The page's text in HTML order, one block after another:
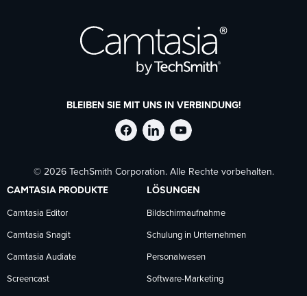
BLEIBEN SIE MIT UNS IN VERBINDUNG!
TechSmith
auf
Facebook
folgen
TechSmith
auf
LinkedIn
folgen
TechSmith
auf
YouTube
folgen
© 2026 TechSmith Corporation. Alle Rechte vorbehalten.
CAMTASIA PRODUKTE
Camtasia Editor
Camtasia Snagit
Camtasia Audiate
Screencast
LÖSUNGEN
Bildschirmaufnahme
Schulung in Unternehmen
Personalwesen
Software-Marketing